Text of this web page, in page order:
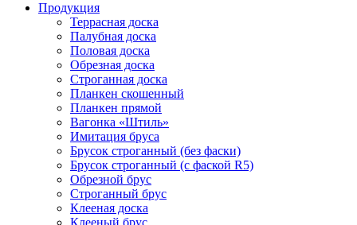
Продукция
Террасная доска
Палубная доска
Половая доска
Обрезная доска
Строганная доска
Планкен скошенный
Планкен прямой
Вагонка «Штиль»
Имитация бруса
Брусок строганный (без фаски)
Брусок строганный (с фаской R5)
Обрезной брус
Строганный брус
Клееная доска
Клееный брус